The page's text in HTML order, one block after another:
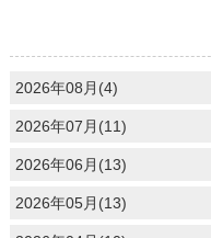
2026年08月(4)
2026年07月(11)
2026年06月(13)
2026年05月(13)